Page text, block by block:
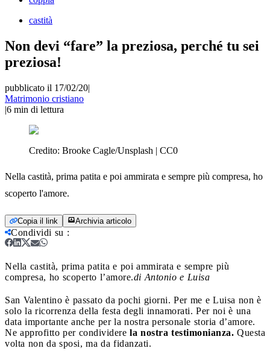
castità
Non devi “fare” la preziosa, perché tu sei
preziosa!
pubblicato il 17/02/20|
Matrimonio cristiano
|6 min di lettura
Credito: Brooke Cagle/Unsplash | CC0
Nella castità, prima patita e poi ammirata e sempre più compresa, ho
scoperto l'amore.
Copia il link Archivia articolo
Condividi su :
Nella castità, prima patita e poi ammirata e sempre più
compresa, ho scoperto l’amore.di Antonio e Luisa
San Valentino è passato da pochi giorni. Per me e Luisa non è
solo la ricorrenza della festa degli innamorati. Per noi è una
data importante anche per la nostra personale storia d’amore.
Ne approfitto per condividere la nostra testimonianza. Questa
volta non da sposi, ma da fidanzati.